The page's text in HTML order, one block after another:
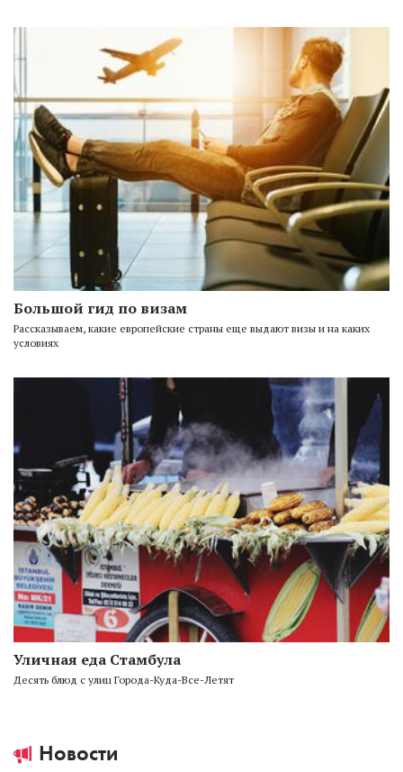
Большой гид по визам
Рассказываем, какие европейские страны еще выдают визы и на каких
условиях
Уличная еда Стамбула
Десять блюд с улиц Города-Куда-Все-Летят
Новости